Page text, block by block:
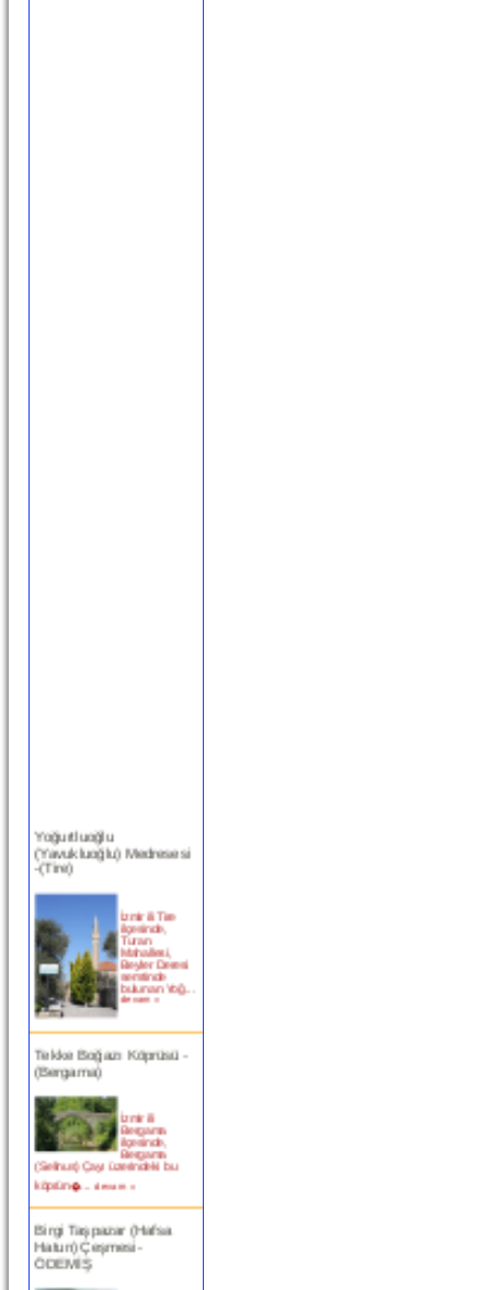
Yoğurtluoğlu
(Yavukluoğlu) Medresesi
-(Tire)
ilçesinde,
Turan
Mahallesi,
Beyler Deresi
semtinde
bulunan Yoğ...
devam »
Tekke Boğazı Köprüsü -
(Bergama)
İzmir ili
Bergama
ilçesinde,
Bergama
(Selinus) Çayı üzerindeki bu
köprün�... devam »
Birgi Taşpazar (Hafsa
Hatun) Çeşmesi-
ÖDEMİŞ